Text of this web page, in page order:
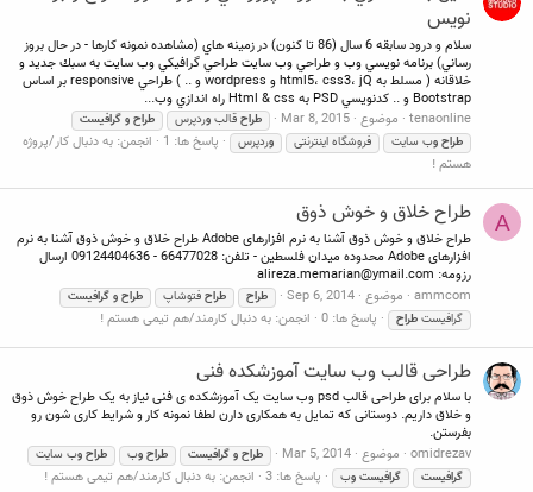
نويس‎‎‎‎‎‎‎‎‎
سلام و درود سابقه 6 سال (86 تا كنون) در زمينه هاي (مشاهده نمونه كارها - در حال بروز
رساني) برنامه نويسي وب و طراحي وب سايت طراحي گرافيكي وب سايت به سبك جديد و
خلاقانه ( مسلط به html5، css3، jQ و wordpress و .. ) طراحي responsive بر اساس
Bootstrap و .. كدنويسي PSD به Html & css راه اندازي وب...
tenaonline موضوع Mar 8, 2015 طراح قالب وردپرس طراح و گرافیست
طراح وب سایت فروشگاه اینترنتی وردپرس پاسخ ها: 1 انجمن: به دنبال کار/پروژه
هستم !
A طراح خلاق و خوش ذوق
طراح خلاق و خوش ذوق آشنا به نرم افزارهای Adobe طراح خلاق و خوش ذوق آشنا به نرم
افزارهای Adobe محدوده میدان فلسطین - تلفن: 66477028 - 09124404636 ارسال
رزومه: alireza.memarian@ymail.com
ammcom موضوع Sep 6, 2014 طراح طراح فتوشاپ طراح و گرافیست
گرافيست طراح پاسخ ها: 0 انجمن: به دنبال کارمند/هم تیمی هستم !
طراحی قالب وب سایت آموزشکده فنی
با سلام برای طراحی قالب psd وب سایت یک آموزشکده ی فنی نیاز به یک طراح خوش ذوق
و خلاق داریم. دوستانی که تمایل به همکاری دارن لطفا نمونه کار و شرایط کاری شون رو
بفرستن.
omidrezav موضوع Mar 5, 2014 طراح و گرافیست طراح وب طراح وب سایت
گرافیست
گرافیست وب پاسخ ها: 3 انجمن: به دنبال کارمند/هم تیمی هستم !